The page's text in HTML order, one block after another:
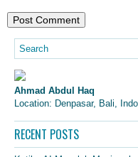
Ahmad Abdul Haq
Location: Denpasar, Bali,
RECENT POSTS